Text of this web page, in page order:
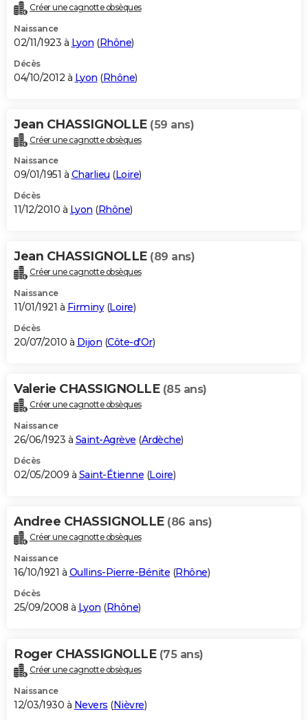
Créer une cagnotte obsèques
Naissance
02/11/1923 à Lyon (Rhône)
Décès
04/10/2012 à Lyon (Rhône)
Jean CHASSIGNOLLE (59 ans)
Créer une cagnotte obsèques
Naissance
09/01/1951 à Charlieu (Loire)
Décès
11/12/2010 à Lyon (Rhône)
Jean CHASSIGNOLLE (89 ans)
Créer une cagnotte obsèques
Naissance
11/01/1921 à Firminy(Loire)
Décès
20/07/2010 à Dijon (Côte-d'Or)
Valerie CHASSIGNOLLE (85 ans)
Créer une cagnotte obsèques
Naissance
26/06/1923 à Saint-Agrève (Ardèche)
Décès
02/05/2009 à Saint-Étienne (Loire)
Andree CHASSIGNOLLE (86 ans)
Créer une cagnotte obsèques
Naissance
16/10/1921 à Oullins-Pierre-Bénite (Rhône)
Décès
25/09/2008 à Lyon (Rhône)
Roger CHASSIGNOLLE (75 ans)
Créer une cagnotte obsèques
Naissance
12/03/1930 à Nevers (Nièvre)